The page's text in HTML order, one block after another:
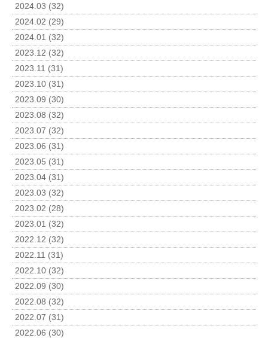
2024.03 (32)
2024.02 (29)
2024.01 (32)
2023.12 (32)
2023.11 (31)
2023.10 (31)
2023.09 (30)
2023.08 (32)
2023.07 (32)
2023.06 (31)
2023.05 (31)
2023.04 (31)
2023.03 (32)
2023.02 (28)
2023.01 (32)
2022.12 (32)
2022.11 (31)
2022.10 (32)
2022.09 (30)
2022.08 (32)
2022.07 (31)
2022.06 (30)